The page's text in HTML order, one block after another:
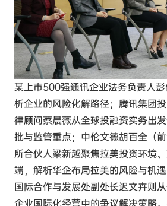
某上市500强通讯企业法务负责人
析企业的风险化解路径； 腾讯集团
律顾问蔡晨薇从全球投融资实务出
批与监管重点； 中伦文德胡百全（
所合伙人梁新越聚焦拉美投资环境
端，解析华企布局拉美的风险与机
国际合作与发展处副处长迟文卉则
企业国际化经营中的争议解决策略